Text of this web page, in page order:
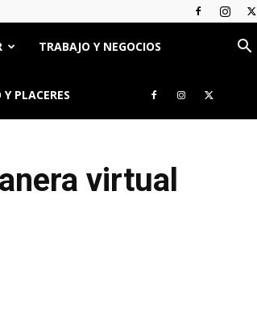
TRABAJO Y NEGOCIOS
PLACERES
virtual